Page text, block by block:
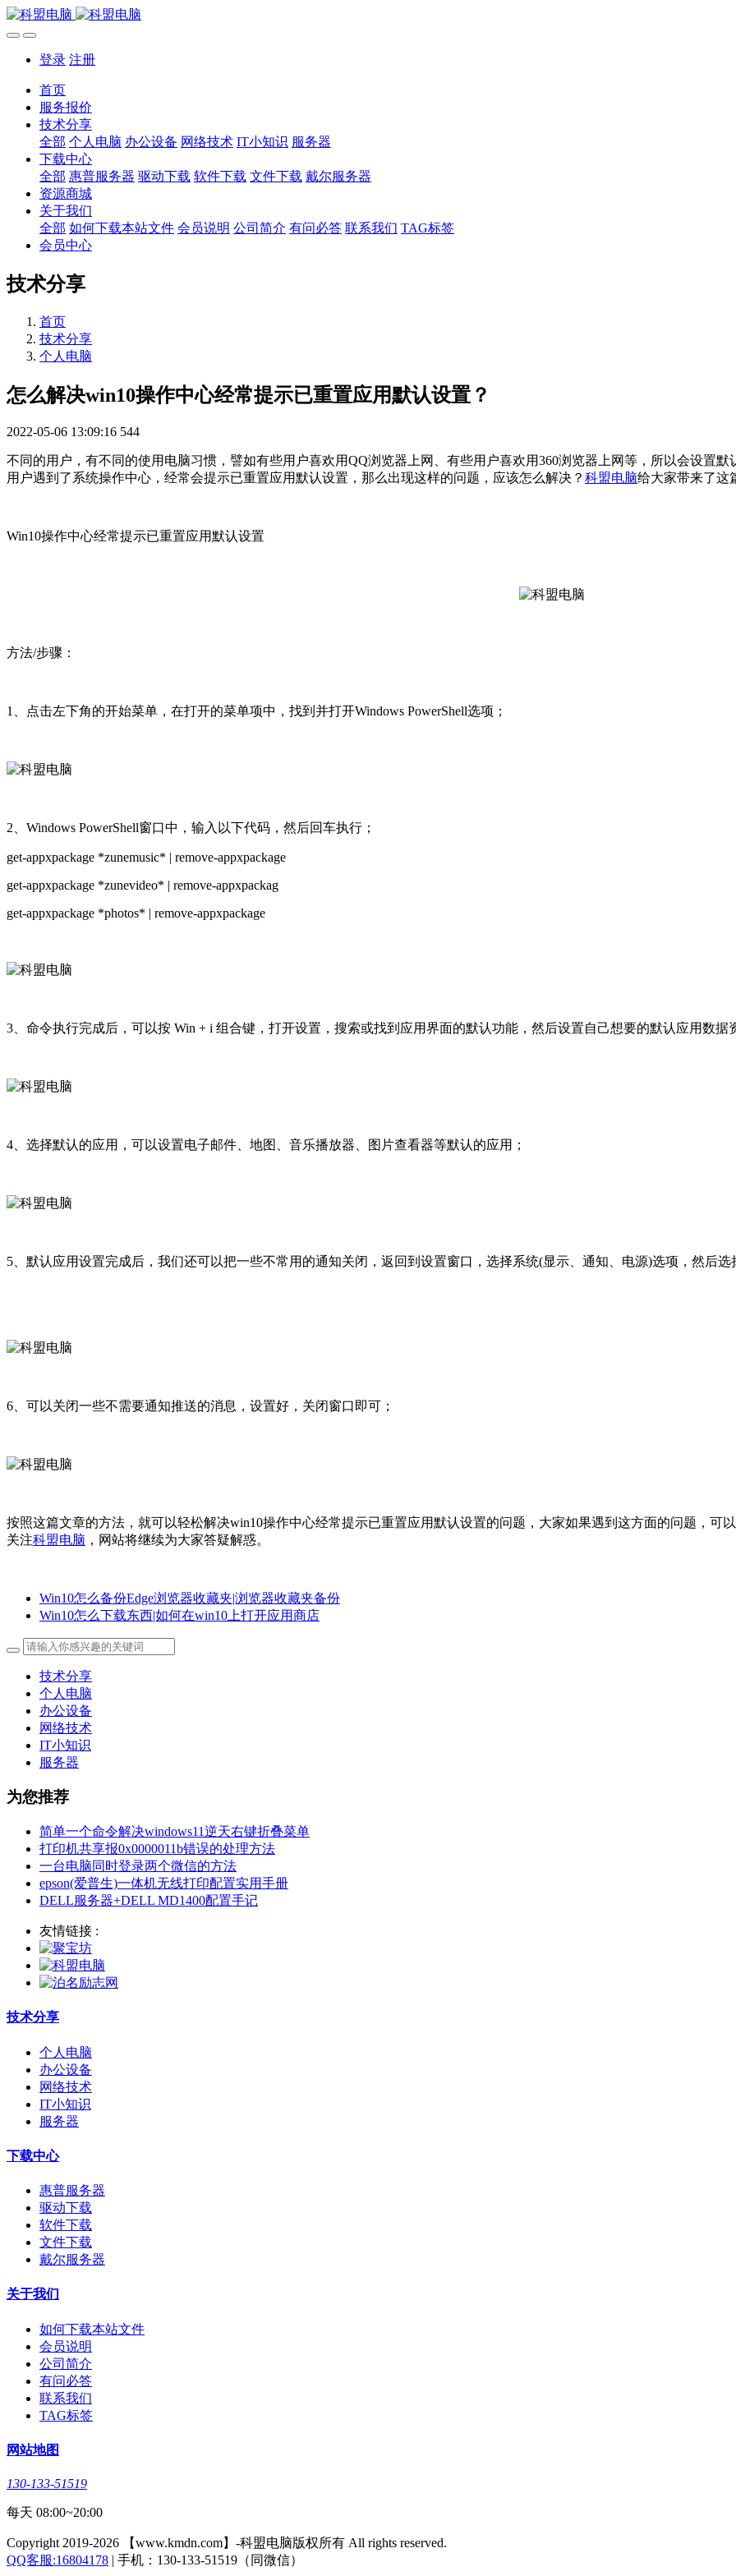
登录 注册
首页
服务报价
技术分享
全部 个人电脑 办公设备 网络技术 IT小知识 服务器
下载中心
全部 惠普服务器 驱动下载 软件下载 文件下载 戴尔服务器
资源商城
关于我们
全部 如何下载本站文件 会员说明 公司简介 有问必答 联系我们 TAG标签
会员中心
技术分享
首页
技术分享
个人电脑
怎么解决win10操作中心经常提示已重置应用默认设置？
2022-05-06 13:09:16 544
不同的用户，有不同的使用电脑习惯，譬如有些用户喜欢用QQ浏览器上网、有些用户喜欢用360浏览器上网等，所以会设置
用户遇到了系统操作中心，经常会提示已重置应用默认设置，那么出现这样的问题，应该怎么解决？ 科盟电脑给大家带来了这
Win10操作中心经常提示已重置应用默认设置
方法/步骤：
1、点击左下角的开始菜单，在打开的菜单项中，找到并打开Windows PowerShell选项；
2、Windows PowerShell窗口中，输入以下代码，然后回车执行；
get-appxpackage *zunemusic* | remove-appxpackage
get-appxpackage *zunevideo* | remove-appxpackag
get-appxpackage *photos* | remove-appxpackage
3、命令执行完成后，可以按 Win + i 组合键，打开设置，搜索或找到应用界面的默认功能，然后设置自己想要的默认应用数据
4、选择默认的应用，可以设置电子邮件、地图、音乐播放器、图片查看器等默认的应用；
5、默认应用设置完成后，我们还可以把一些不常用的通知关闭，返回到设置窗口，选择系统(显示、通知、电源)选项，然后
6、可以关闭一些不需要通知推送的消息，设置好，关闭窗口即可；
按照这篇文章的方法，就可以轻松解决win10操作中心经常提示已重置应用默认设置的问题，大家如果遇到这方面的问题，可
关注科盟电脑 ，网站将继续为大家答疑解惑。
Win10怎么备份Edge浏览器收藏夹|浏览器收藏夹备份
Win10怎么下载东西|如何在win10上打开应用商店
技术分享
个人电脑
办公设备
网络技术
IT小知识
服务器
为您推荐
简单一个命令解决windows11逆天右键折叠菜单
打印机共享报0x0000011b错误的处理方法
一台电脑同时登录两个微信的方法
epson(爱普生)一体机无线打印配置实用手册
DELL服务器+DELL MD1400配置手记
友情链接 :
技术分享
个人电脑
办公设备
网络技术
IT小知识
服务器
下载中心
惠普服务器
驱动下载
软件下载
文件下载
戴尔服务器
关于我们
如何下载本站文件
会员说明
公司简介
有问必答
联系我们
TAG标签
网站地图
130-133-51519
每天 08:00~20:00
Copyright 2019-2026 【www.kmdn.com】-科盟电脑版权所有 All rights reserved.
QQ客服:16804178 | 手机：130-133-51519（同微信）